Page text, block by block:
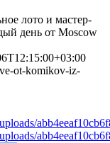
лото и мастер-
день от Moscow
ot-komikov-iz-